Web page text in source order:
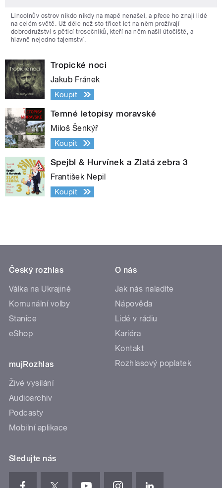
Lincolnův ostrov nikdo nikdy na mapě nenašel, a přece ho znají lidé
na celém světě. Už déle než sto třicet let na něm prožívají
dobrodružství s pěticí trosečníků, kteří na něm našli útočiště, a
hlavně nejedno tajemství.
Tropické noci
Jakub Fránek
Koupit
Temné letopisy moravské
Miloš Šenkýř
Koupit
Spejbl & Hurvínek a Zlatá zebra 3
František Nepil
Koupit
Český rozhlas
Válka na Ukrajině
Komunální volby
Stanice
eShop
mujRozhlas
Živé vysílání
Audioarchiv
Podcasty
Mobilní aplikace
O nás
Jak nás naladíte
Nápověda
Lidé v rádiu
Kariéra
Kontakt
Rozhlasový poplatek
Sledujte nás